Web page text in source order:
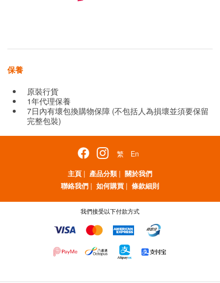
保養
原裝行貨
1年代理保養
7日內有壞包換購物保障 (不包括人為損壞並須要保留
完整包裝)
繁
En
主頁 | 產品分類 | 關於我們
聯絡我們 | 如何購買 | 條款細則
我們接受以下付款方式